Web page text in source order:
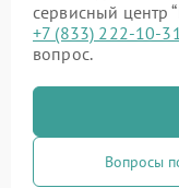
сервисный центр
+7 (833) 222-10-
вопрос.
Вопросы